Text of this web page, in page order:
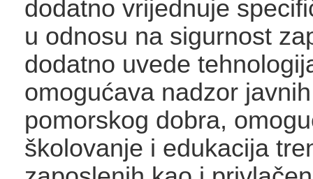
dodatno vrijednuje
u odnosu na sigurnost
dodatno uvede
omogućava nadzor
pomorskog dobra,
školovanje i edukacija